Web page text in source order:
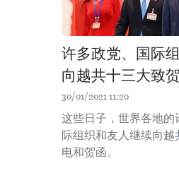
许多政党、国际
向越共十三大致
30/01/2021 11:20
这些日子，世界各地的
际组织和友人继续向越
电和贺函。